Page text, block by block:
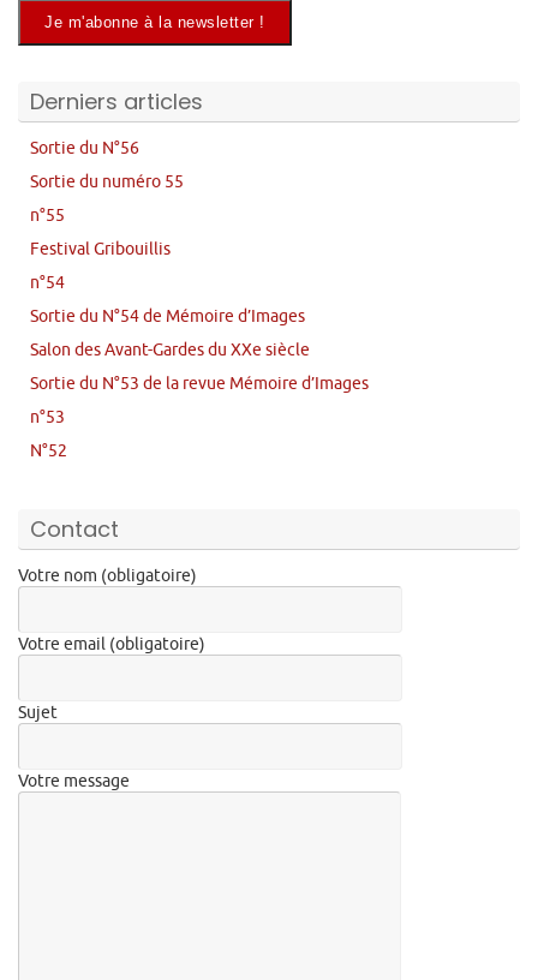
Derniers articles
Sortie du N°56
Sortie du numéro 55
n°55
Festival Gribouillis
n°54
Sortie du N°54 de Mémoire d’Images
Salon des Avant-Gardes du XXe siècle
Sortie du N°53 de la revue Mémoire d’Images
n°53
N°52
Contact
Votre nom (obligatoire)
Votre email (obligatoire)
Sujet
Votre message